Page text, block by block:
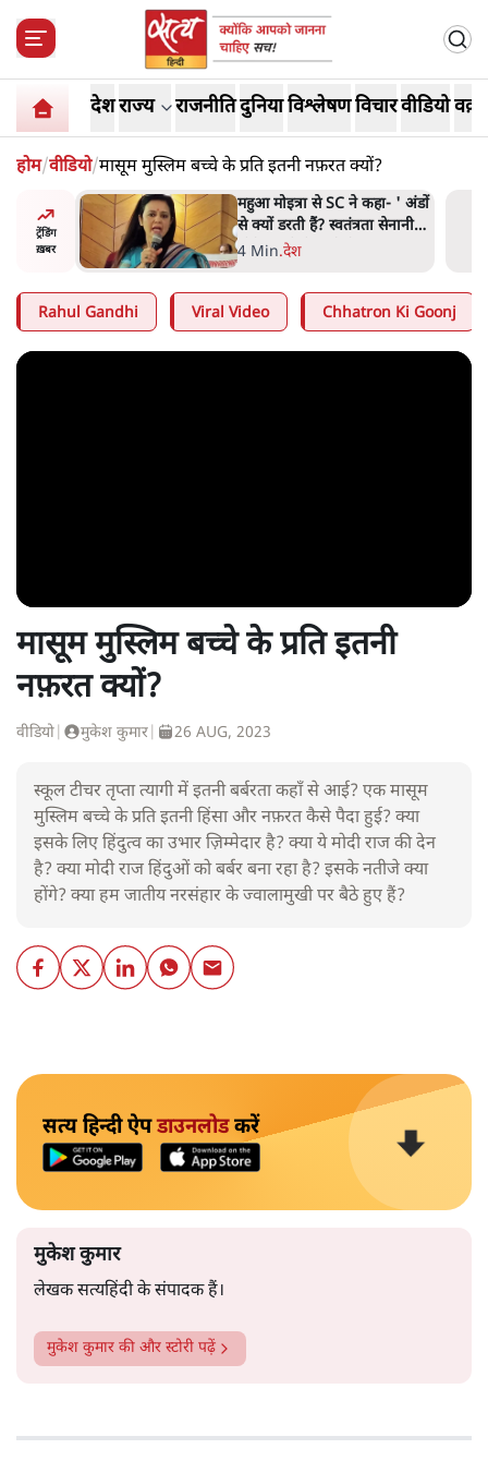
देशराज्य राजनीतिदुनियाविश्लेषणविचारवीडियो
होम/वीडियो/मासूम मुस्लिम बच्चे के प्रति इतनी नफ़रत क्यों?
ट्रेंडिंग
ख़बर
महुआ मोइत्रा से SC ने कहा- ' अंडों
से क्यों डरती हैं? स्वतंत्रता सेनानी
सीने पर गोली खाते थे'
4 Min.देश
Rahul Gandhi Viral Video Chhatron Ki Goonj
मासूम मुस्लिम बच्चे के प्रति इतनी
नफ़रत क्यों?
वीडियो मुकेश कुमार 26 AUG, 2023
स्कूल टीचर तृप्ता त्यागी में इतनी बर्बरता कहाँ से आई? एक मासूम
मुस्लिम बच्चे के प्रति इतनी हिंसा और नफ़रत कैसे पैदा हुई? क्या
इसके लिए हिंदुत्व का उभार ज़िम्मेदार है? क्या ये मोदी राज की देन
है? क्या मोदी राज हिंदुओं को बर्बर बना रहा है? इसके नतीजे क्या
होंगे? क्या हम जातीय नरसंहार के ज्वालामुखी पर बैठे हुए हैं?
सत्य हिन्दी ऐपडाउनलोडकरें
मुकेश कुमार
लेखक सत्यहिंदी के संपादक हैं।
मुकेश कुमार की और स्टोरी पढ़ें